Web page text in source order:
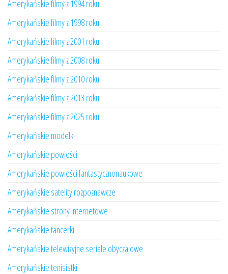
Amerykańskie filmy z 1994 roku
Amerykańskie filmy z 1998 roku
Amerykańskie filmy z 2001 roku
Amerykańskie filmy z 2008 roku
Amerykańskie filmy z 2010 roku
Amerykańskie filmy z 2013 roku
Amerykańskie filmy z 2025 roku
Amerykańskie modelki
Amerykańskie powieści
Amerykańskie powieści fantastycznonaukowe
Amerykańskie satelity rozpoznawcze
Amerykańskie strony internetowe
Amerykańskie tancerki
Amerykańskie telewizyjne seriale obyczajowe
Amerykańskie tenisistki